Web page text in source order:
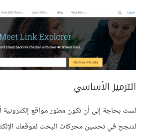
الترميز الأساسي
لست بحاجة إلى أن تكون مطور مواقع
لتنجح في تحسين محركات البحث لموقعك